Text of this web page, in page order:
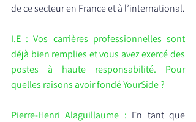
de ce secteur en France et à l’international.
I.E : Vos carrières professionnelles sont
déjà bien remplies et vous avez exercé des
postes à haute responsabilité. Pour
quelles raisons avoir fondé YourSide ?
Pierre-Henri Alaguillaume : En tant que